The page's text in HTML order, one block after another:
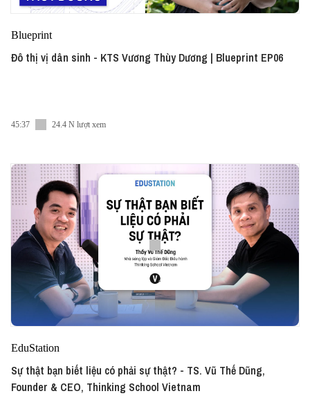
Blueprint
Đô thị vị dân sinh - KTS Vương Thùy Dương | Blueprint EP06
45:37 24.4 N lượt xem
EduStation
Sự thật bạn biết liệu có phải sự thật? - TS. Vũ Thế Dũng,
Founder & CEO, Thinking School Vietnam